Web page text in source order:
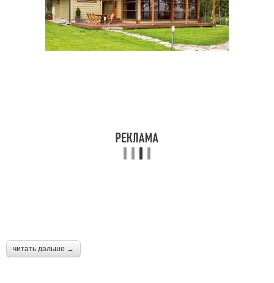
читать дальше →